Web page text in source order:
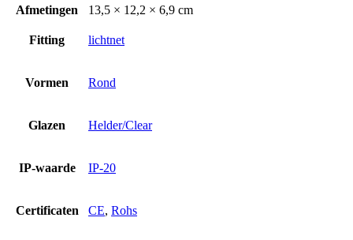
Afmetingen
13,5 × 12,2 × 6,9 cm
Fitting lichtnet
Vormen Rond
Glazen Helder/Clear
IP-waarde IP-20
Certificaten CE, Rohs